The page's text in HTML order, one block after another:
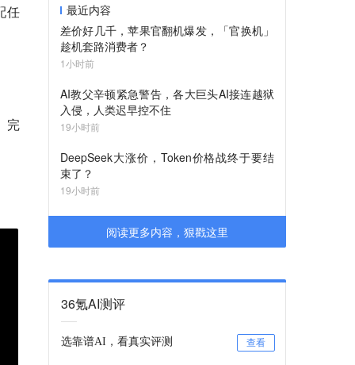
任
完
最近内容
差价好几千，苹果官翻机爆发，「官换机」
趁机套路消费者？
1小时前
AI教父辛顿紧急警告，各大巨头AI接连越狱
入侵，人类迟早控不住
19小时前
DeepSeek大涨价，Token价格战终于要结
束了？
19小时前
阅读更多内容，狠戳这里
36氪AI测评
选靠谱AI，看真实评测 查看